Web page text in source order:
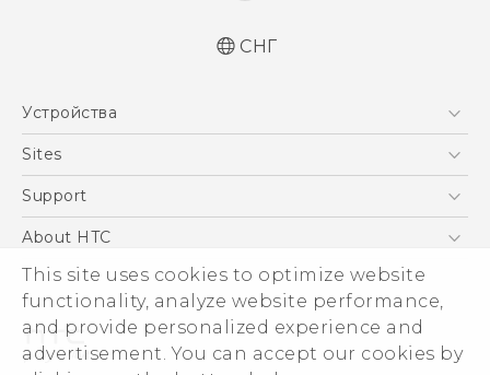
This site uses cookies to optimize website
functionality, analyze website performance,
and provide personalized experience and
advertisement. You can accept our cookies by
Русский - Руководство пользователя
Қазақ - Пайдаланушы нұсқаулығы
СНГ
Устройства
5G
EXODUS
VIVE
Sites
HTC Dev
Support
ПОДДЕРЖКА
About HTC
ESG
Инвестирование
Политика конфиденциальности